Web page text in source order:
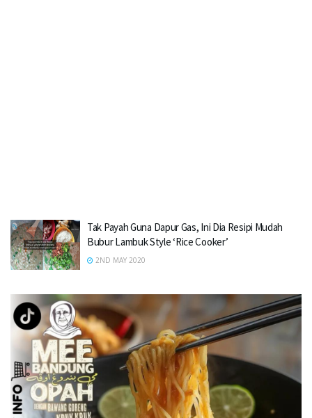
Tak Payah Guna Dapur Gas, Ini Dia Resipi Mudah
Bubur Lambuk Style ‘Rice Cooker’
2ND MAY 2020